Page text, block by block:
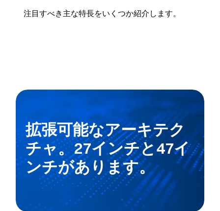
注目すべき主な特長をいくつか紹介します。
拡張可能なアーキテク
チャ。27インチと47イ
ンチがあります。